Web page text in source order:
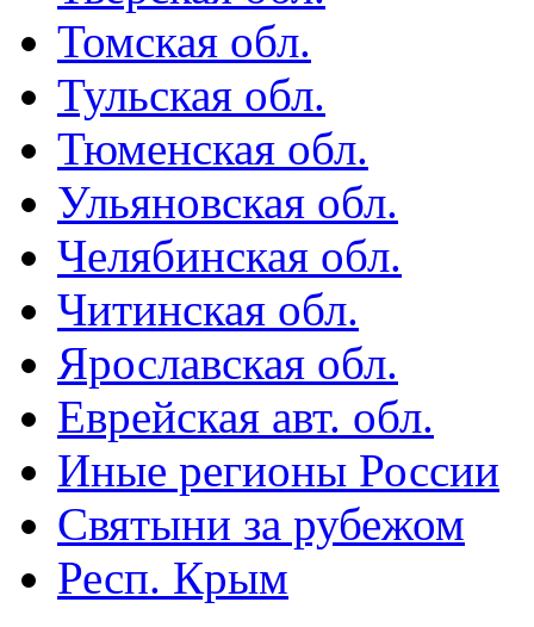
Томская обл.
Тульская обл.
Тюменская обл.
Ульяновская обл.
Челябинская обл.
Читинская обл.
Ярославская обл.
Еврейская авт. обл.
Иные регионы России
Святыни за рубежом
Респ. Крым